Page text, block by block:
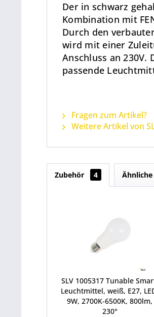
Der in schwarz
Kombination mit
Durch den
wird mit einer
Anschluss an
passende
Fragen zum Artikel?
Weitere Artikel von
Zubehör 4
SLV 1005317 Tunable
Leuchtmittel, weiß, E27,
9W, 2700K-6500K, 800lm,
230°